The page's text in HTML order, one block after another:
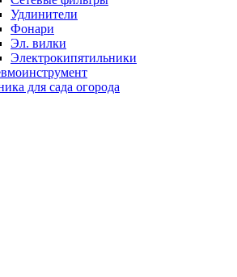
Удлинители
Фонари
Эл. вилки
Электрокипятильники
для сада огорода